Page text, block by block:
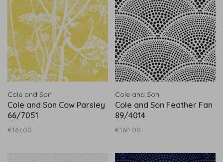
Cole and Son
Cole and Son Cow Parsley
66/7051
€167,00
Cole and Son
Cole and Son Feather Fan
89/4014
€160,00